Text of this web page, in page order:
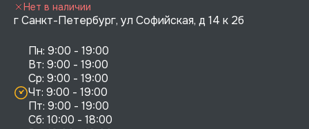
г Санкт-Петербург, ул Софийская, д 14 к 2б
Пн: 9:00 - 19:00
Вт: 9:00 - 19:00
Ср: 9:00 - 19:00
Чт: 9:00 - 19:00
Пт: 9:00 - 19:00
Сб: 10:00 - 18:00
Нет в наличии